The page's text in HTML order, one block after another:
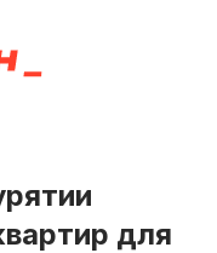
для